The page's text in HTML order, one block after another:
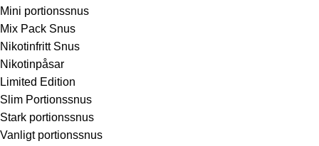
Mini portionssnus
Mix Pack Snus
Nikotinfritt Snus
Nikotinpåsar
Limited Edition
Slim Portionssnus
Stark portionssnus
Vanligt portionssnus